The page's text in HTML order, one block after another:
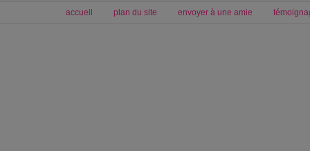
accueil plan du site envoyer à une amie